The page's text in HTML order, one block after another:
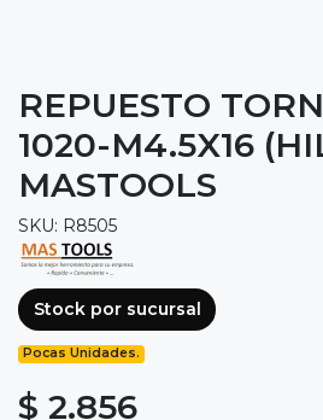
REPUESTO
1020-M4.5X16
MASTOOLS
SKU: R8505
Stock por sucursal
Pocas Unidades.
$ 2.856